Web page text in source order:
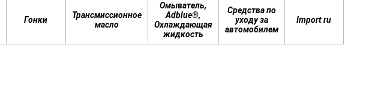
30 НОЯ 2018
Bardahl и Ferrari–это целая история!
Гонки
Трансмиссионное
масло
Омыватель,
Adblue®,
Охлаждающая
жидкость
Средства по
уходу за
автомобилем
Import ru